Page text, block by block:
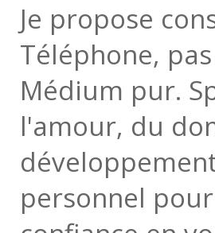
Je propose
Téléphone,
Médium pur.
l'amour, du
personnel